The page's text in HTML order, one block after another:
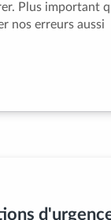
Plus important
nos erreurs aussi